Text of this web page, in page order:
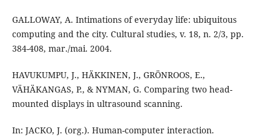
GALLOWAY, A. Intimations of everyday life: ubiquitous
computing and the city. Cultural studies, v. 18, n. 2/3, pp.
384-408, mar./mai. 2004.
HAVUKUMPU, J., HÄKKINEN, J., GRÖNROOS, E.,
VÄHÄKANGAS, P., & NYMAN, G. Comparing two head-
mounted displays in ultrasound scanning.
In: JACKO, J. (org.). Human-computer interaction.